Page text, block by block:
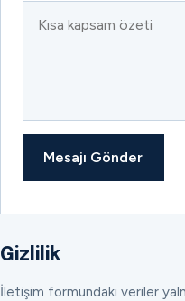
Mesajı Gönder
Gizlilik
İletişim formundaki veriler